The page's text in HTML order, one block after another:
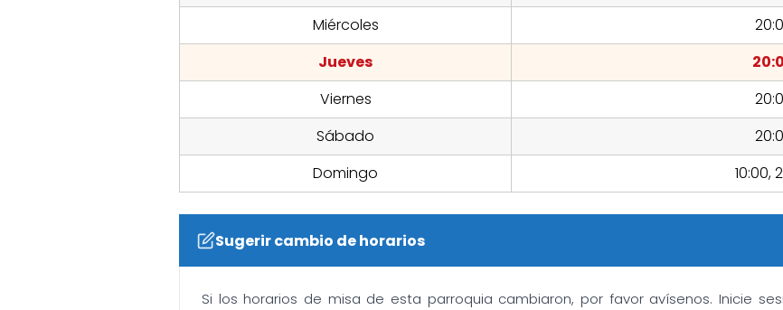
Miércoles
Jueves
Viernes
Sábado
Domingo
10:00,
Sugerir cambio de horarios
Si los horarios de misa de esta parroquia cambiaron, por favor avísenos. Inicie